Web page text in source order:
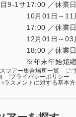
9-1サ17:00 ／休業
10月01日～11
17:00 ／休業
12月01日～03
18:00 ／休業
年末年始短
ツアー集合場所一覧
ご
プライバシーポリシー
ラスメントに対する基本